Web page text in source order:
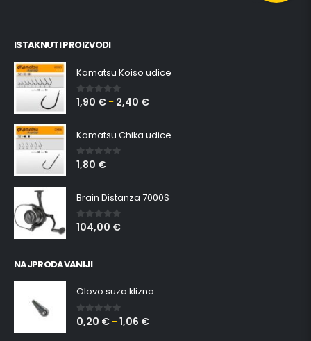
ISTAKNUTI PROIZVODI
Kamatsu Koiso udice
0 out of 5
1,90 € – 2,40 €
Kamatsu Chika udice
0 out of 5
1,80 €
Brain Distanza 7000S
0out of 5
104,00 €
NAJPRODAVANIJI
Olovo suza klizna
0 out of 5
0,20 € –1,06 €